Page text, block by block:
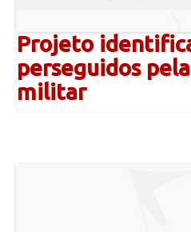
Projeto
perseguidos
militar